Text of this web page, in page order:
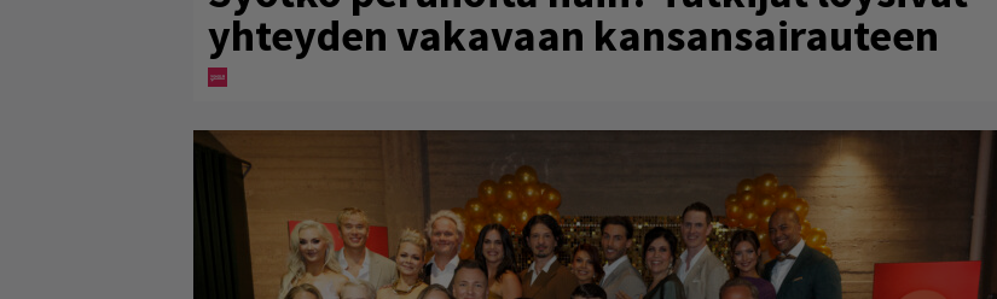
yhteyden vakavaan kansansairauteen